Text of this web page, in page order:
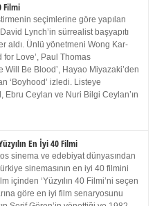
Filmi
seçimlerine göre yapılan
Lynch’in sürrealist başyapıtı
aldı. Ünlü yönetmeni Wong Kar-
for Love’, Paul Thomas
Will Be Blood’, Hayao Miyazaki’den
‘Boyhood’ izledi. Listeye
Ceylan ve Nuri Bilgi Ceylan’ın
En İyi 40 Filmi
sinema ve edebiyat dünyasından
sinemasının en iyi 40 filmini
içinden ‘Yüzyılın 40 Filmi’ni seçen
göre en iyi film senaryosunu